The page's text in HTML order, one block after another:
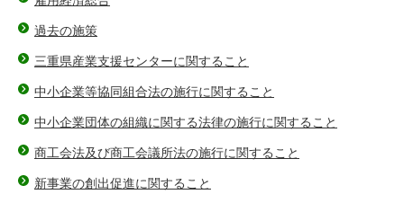
過去の施策
三重県産業支援センターに関すること
中小企業等協同組合法の施行に関すること
中小企業団体の組織に関する法律の施行に関すること
商工会法及び商工会議所法の施行に関すること
新事業の創出促進に関すること